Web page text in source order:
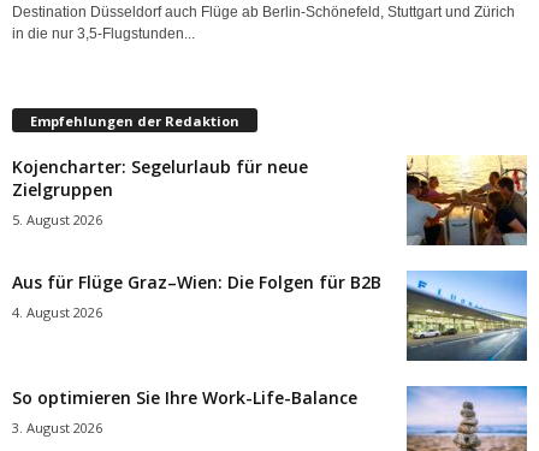
Destination Düsseldorf auch Flüge ab Berlin-Schönefeld, Stuttgart und Zürich
in die nur 3,5-Flugstunden...
Empfehlungen der Redaktion
Kojencharter: Segelurlaub für neue
Zielgruppen
5. August 2026
Aus für Flüge Graz–Wien: Die Folgen für B2B
4. August 2026
So optimieren Sie Ihre Work-Life-Balance
3. August 2026